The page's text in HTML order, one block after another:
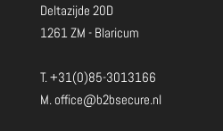
Deltazijde 20D
1261 ZM - Blaricum
T. +31(0)85-3013166
M. office@b2bsecure.nl